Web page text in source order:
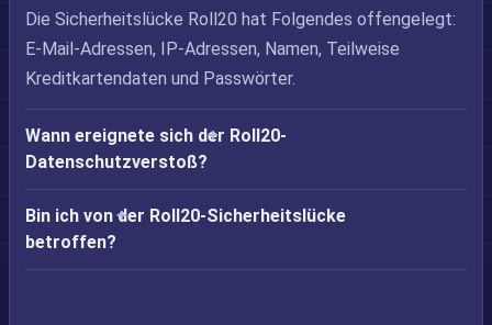
Die Sicherheitslücke Roll20 hat Folgendes offengelegt:
E-Mail-Adressen, IP-Adressen, Namen, Teilweise
Kreditkartendaten und Passwörter.
Wann ereignete sich der Roll20-
Datenschutzverstoß?
Bin ich von der Roll20-Sicherheitslücke
betroffen?